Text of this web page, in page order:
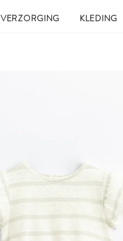
VERZORGING KLEDING